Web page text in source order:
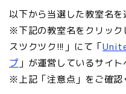
以下から当選した教室名を
※下記の教室名をクリック
スツクツク!!!」にて「
プ 」が運営しているサイト
※上記「注意点」をご確認